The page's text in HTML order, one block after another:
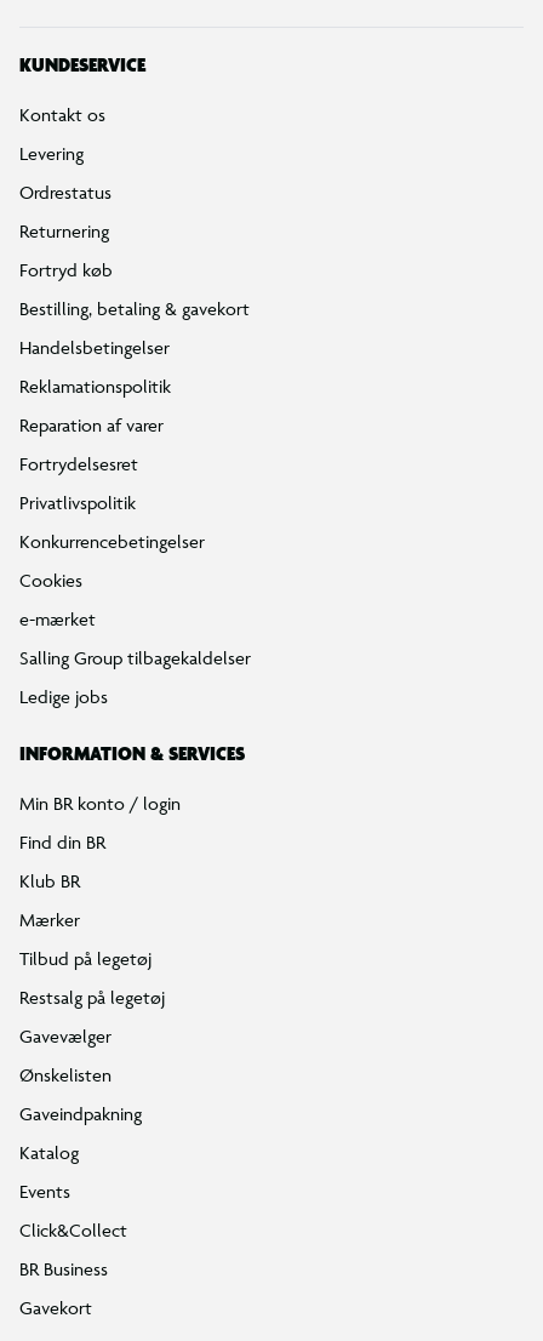
KUNDESERVICE
Kontakt os
Levering
Ordrestatus
Returnering
Fortryd køb
Bestilling, betaling & gavekort
Handelsbetingelser
Reklamationspolitik
Reparation af varer
Fortrydelsesret
Privatlivspolitik
Konkurrencebetingelser
Cookies
e-mærket
Salling Group tilbagekaldelser
Ledige jobs
INFORMATION & SERVICES
Min BR konto / login
Find din BR
Klub BR
Mærker
Tilbud på legetøj
Restsalg på legetøj
Gavevælger
Ønskelisten
Gaveindpakning
Katalog
Events
Click&Collect
BR Business
Gavekort